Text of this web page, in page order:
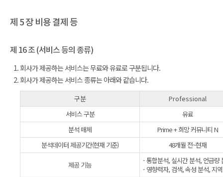
제 5 장 비용 결제 등
제 16 조 (서비스 등의 종류)
회사가 제공하는 서비스는 무료와 유료로 구분됩니다.
회사가 제공하는 서비스 종류는 아래와 같습니다.
구분
Professional
서비스 구분
유료
분석 매체
Prime + 희망 커뮤니티 N
분석데이터 제공기간(현재 기준)
48개월 전~현재
제공 기능
- 통합분석, 실시간 분석, 언급량
- 영향력자, 검색, 속성 분석, 지